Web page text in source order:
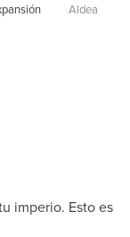
Aldea
imperio. Esto es